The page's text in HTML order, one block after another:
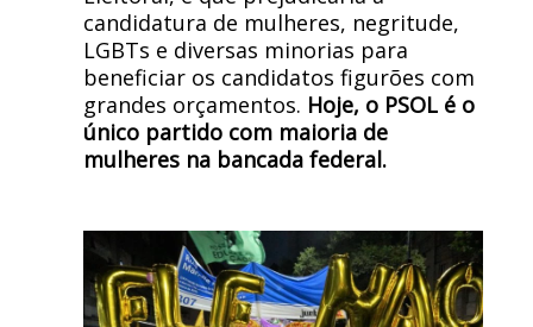
candidatura de mulheres, negritude,
LGBTs e diversas minorias para
beneficiar os candidatos figurões com
grandes orçamentos. Hoje, o PSOL é o
único partido com maioria de
mulheres na bancada federal.